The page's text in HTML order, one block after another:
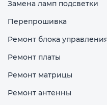
Замена ламп подсветки
Перепрошивка
Ремонт блока
Ремонт платы
Ремонт матрицы
Ремонт антенны